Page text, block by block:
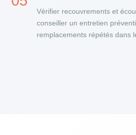
Vérifier recouvrements et
conseiller un entretien
remplacements répétés dans